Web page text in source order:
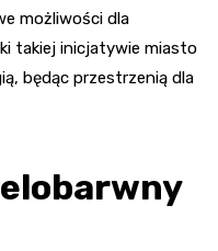
możliwości dla
takiej inicjatywie miasto
będąc przestrzenią dla